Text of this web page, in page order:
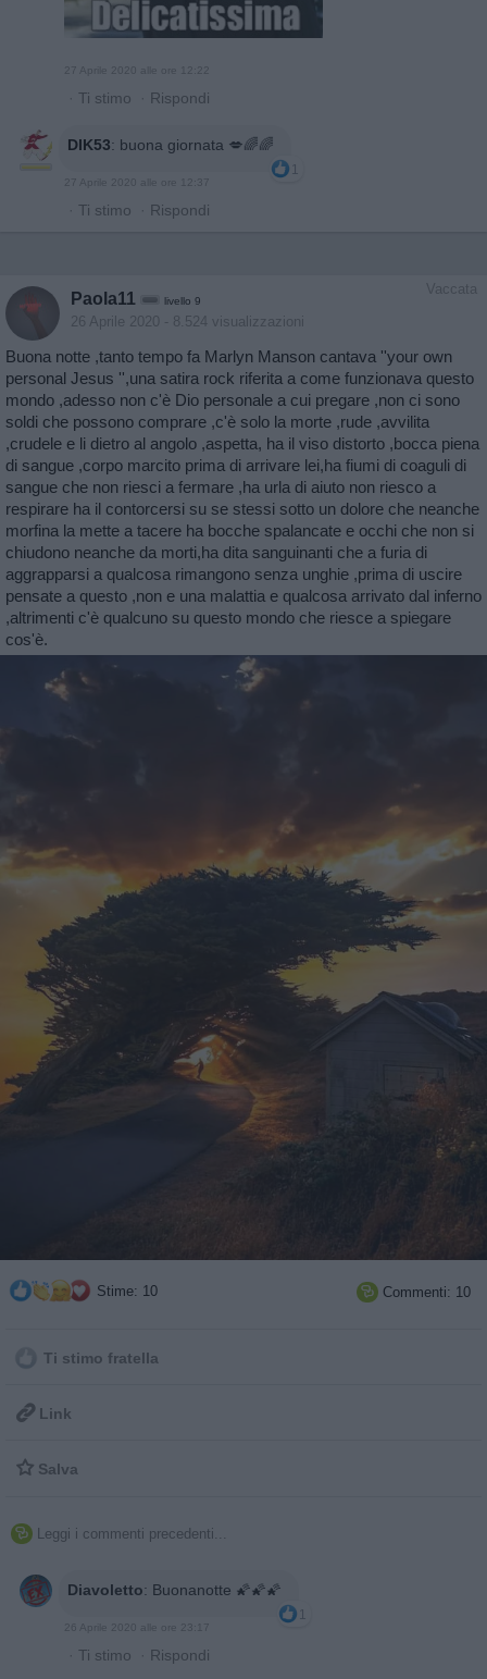
27 Aprile 2020 alle ore 12:22
· Ti stimo · Rispondi
DIK53: buona giornata 💋🌈🌈
1
27 Aprile 2020 alle ore 12:37
· Ti stimo · Rispondi
Vaccata
Paola11 livello 9
26 Aprile 2020 - 8.524 visualizzazioni
Buona notte ,tanto tempo fa Marlyn Manson cantava ''your own
personal Jesus '',una satira rock riferita a come funzionava questo
mondo ,adesso non c'è Dio personale a cui pregare ,non ci sono
soldi che possono comprare ,c'è solo la morte ,rude ,avvilita
,crudele e li dietro al angolo ,aspetta, ha il viso distorto ,bocca piena
di sangue ,corpo marcito prima di arrivare lei,ha fiumi di coaguli di
sangue che non riesci a fermare ,ha urla di aiuto non riesco a
respirare ha il contorcersi su se stessi sotto un dolore che neanche
morfina la mette a tacere ha bocche spalancate e occhi che non si
chiudono neanche da morti,ha dita sanguinanti che a furia di
aggrapparsi a qualcosa rimangono senza unghie ,prima di uscire
pensate a questo ,non e una malattia e qualcosa arrivato dal inferno
,altrimenti c'è qualcuno su questo mondo che riesce a spiegare
cos'è.
Stime: 10  Commenti: 10
Ti stimo fratella
 Link
 Salva
 Leggi i commenti precedenti...
Diavoletto: Buonanotte 🌠🌠🌠
1
26 Aprile 2020 alle ore 23:17
· Ti stimo · Rispondi